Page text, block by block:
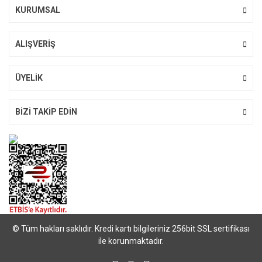
KURUMSAL
ALIŞVERİŞ
ÜYELİK
BİZİ TAKİP EDİN
© Tüm hakları saklıdır. Kredi kartı bilgileriniz 256bit SSL sertifikası
ile korunmaktadır.